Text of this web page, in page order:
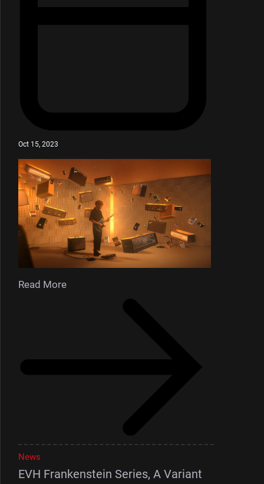
Oct 15, 2023
Read More
News
EVH Frankenstein Series, A Variant